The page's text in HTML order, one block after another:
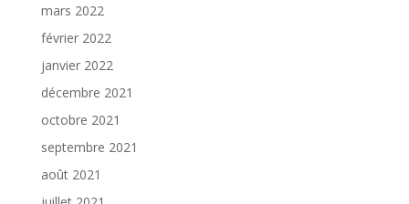
mars 2022
février 2022
janvier 2022
décembre 2021
octobre 2021
septembre 2021
août 2021